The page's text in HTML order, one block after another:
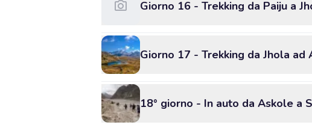
Giorno 16 - Trekking da Paiju a
Giorno 17 - Trekking da Jhola ad
18° giorno - In auto da Askole a